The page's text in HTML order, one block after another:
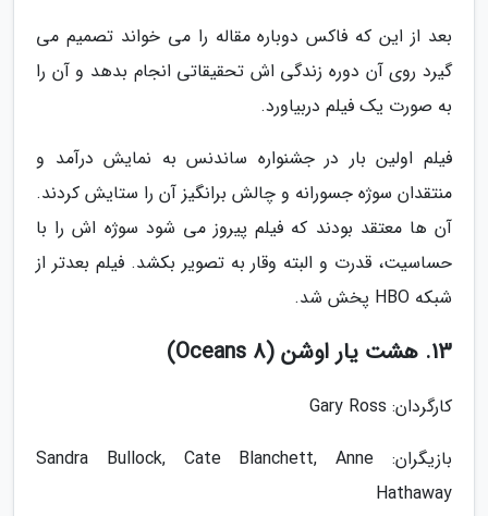
بعد از این که فاکس دوباره مقاله را می خواند تصمیم می
گیرد روی آن دوره زندگی اش تحقیقاتی انجام بدهد و آن را
به صورت یک فیلم دربیاورد.
فیلم اولین بار در جشنواره ساندنس به نمایش درآمد و
منتقدان سوژه جسورانه و چالش برانگیز آن را ستایش کردند.
آن ها معتقد بودند که فیلم پیروز می شود سوژه اش را با
حساسیت، قدرت و البته وقار به تصویر بکشد. فیلم بعدتر از
شبکه HBO پخش شد.
13. هشت یار اوشن (Oceans 8)
کارگردان: Gary Ross
بازیگران: Sandra Bullock, Cate Blanchett, Anne
Hathaway